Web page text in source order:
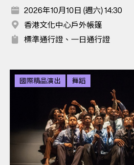
2026年10月10日 (週六) 14:30
香港文化中心戶外帳篷
標準通行證、一日通行證
國際精品演出 舞蹈